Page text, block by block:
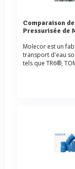
Comparaison des Solutions de Conduite d'Eau
Pressurisée de
Molecor est un
transport d'eau
tels que TR6®,